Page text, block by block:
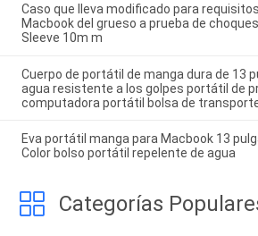
Caso que lleva modificado para
Macbook del grueso a prueba de
Sleeve 10m m
Cuerpo de portátil de manga dura de 13
agua resistente a los golpes portátil de
computadora portátil bolsa de
Eva portátil manga para Macbook 13
Color bolso portátil repelente de agua
Categorías